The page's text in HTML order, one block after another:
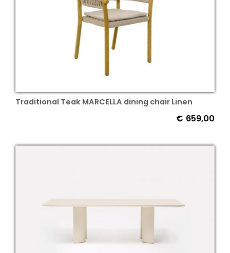
Traditional Teak MARCELLA dining chair Linen
€ 659,00